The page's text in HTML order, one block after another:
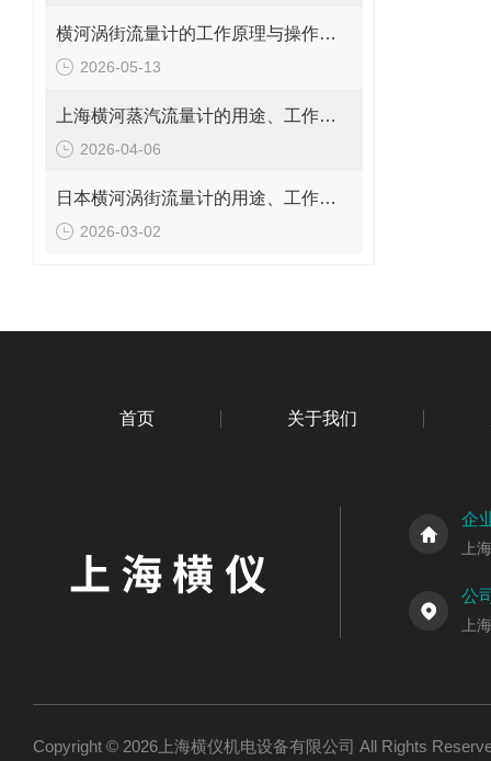
横河涡街流量计的工作原理与操作要点是什么？
2026-05-13
上海横河蒸汽流量计的用途、工作原理与使用注意事项
2026-04-06
日本横河涡街流量计的用途、工作原理与使用注意事项
2026-03-02
首页 关于我们
企
上
公
上
Copyright © 2026上海横仪机电设备有限公司 All Rights